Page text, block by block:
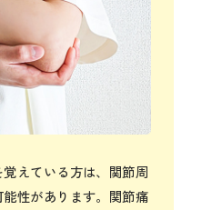
えている方は、関節周
性があります。関節痛